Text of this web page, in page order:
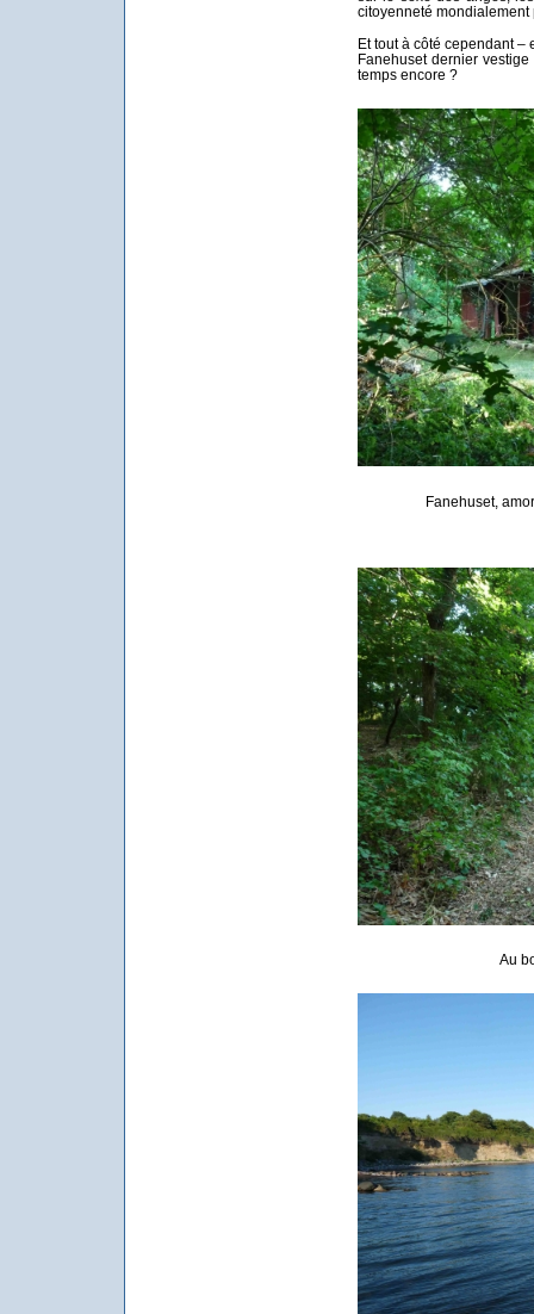
citoyenneté mondialement
Et tout à côté cependant
Fanehuset dernier
temps encore ?
Fanehuset,
Au